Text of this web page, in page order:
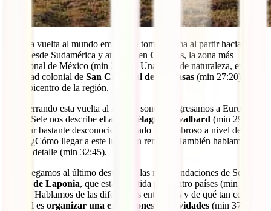
Nuestra vuelta al mundo empieza a tomar forma al partir hacia el
norte desde Sudamérica y aterrizar en Chiapas, la zona más
meridional de México (min 26:01). Una zona de naturaleza, etnias y
la ciudad colonial de San Cristóbal de las Casas (min 27:20), que
es el epicentro de la región.
Casi cerrando esta vuelta al mundo sonora, regresamos a Europa,
donde Sele nos describe el archipiélago de Svalbard (min 29:55),
un lugar bastante desconocido, aislado y asombroso a nivel de
fauna. ¿Cómo llegar a este lugar tan remoto? También hablamos de
ello en detalle (min 32:45).
Y así llegamos al último destino en las recomendaciones de Sele:
región de Laponia, que está repartida por cuatro países (min
34:36). Hablamos de las diferencias entre ellas y de qué tan costoso
y difícil es organizar una excursiones y actividades (min 37:03).